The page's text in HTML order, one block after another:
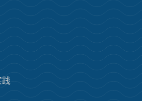
践